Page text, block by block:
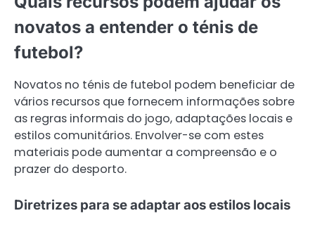
novatos a entender o ténis de
futebol?
Novatos no ténis de futebol podem beneficiar de
vários recursos que fornecem informações sobre
as regras informais do jogo, adaptações locais e
estilos comunitários. Envolver-se com estes
materiais pode aumentar a compreensão e o
prazer do desporto.
Diretrizes para se adaptar aos estilos locais